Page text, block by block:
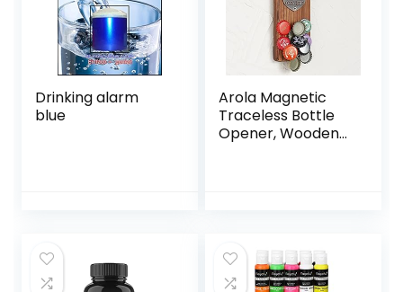
Drinking alarm
blue
Arola Magnetic
Traceless Bottle
Opener, Wooden
and Beer Lovers,
Home Kitchen Bar